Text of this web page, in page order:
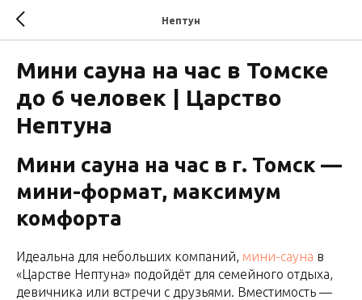
Нептун
Мини сауна на час в Томске
до 6 человек | Царство
Нептуна
Мини сауна на час в г. Томск —
мини-формат, максимум
комфорта
Идеальна для небольших компаний, мини-сауна в
«Царстве Нептуна» подойдёт для семейного отдыха,
девичника или встречи с друзьями. Вместимость —